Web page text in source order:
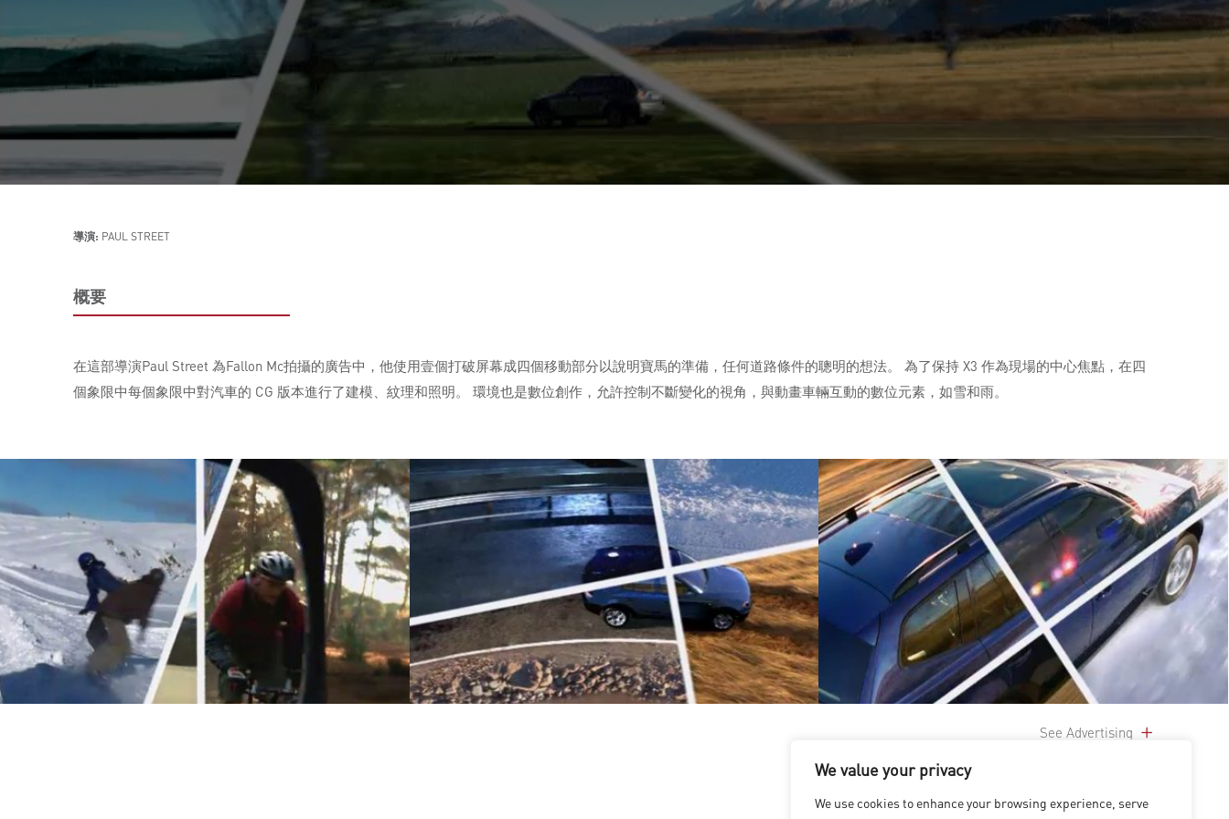
We value your privacy
We use cookies to enhance your browsing experience, serve
導演: PAUL STREET
概要
在這部導演Paul Street 為Fallon Mc拍攝的廣告中，他使用壹個打破屏幕成四個移動部分以說明寶馬的準備，任何道路條件的聰明的想法。 為了保持 X3 作為現場的中心焦點，在四
個象限中每個象限中對汽車的 CG 版本進行了建模、紋理和照明。 環境也是數位創作，允許控制不斷變化的視角，與動畫車輛互動的數位元素，如雪和雨。
See Advertising